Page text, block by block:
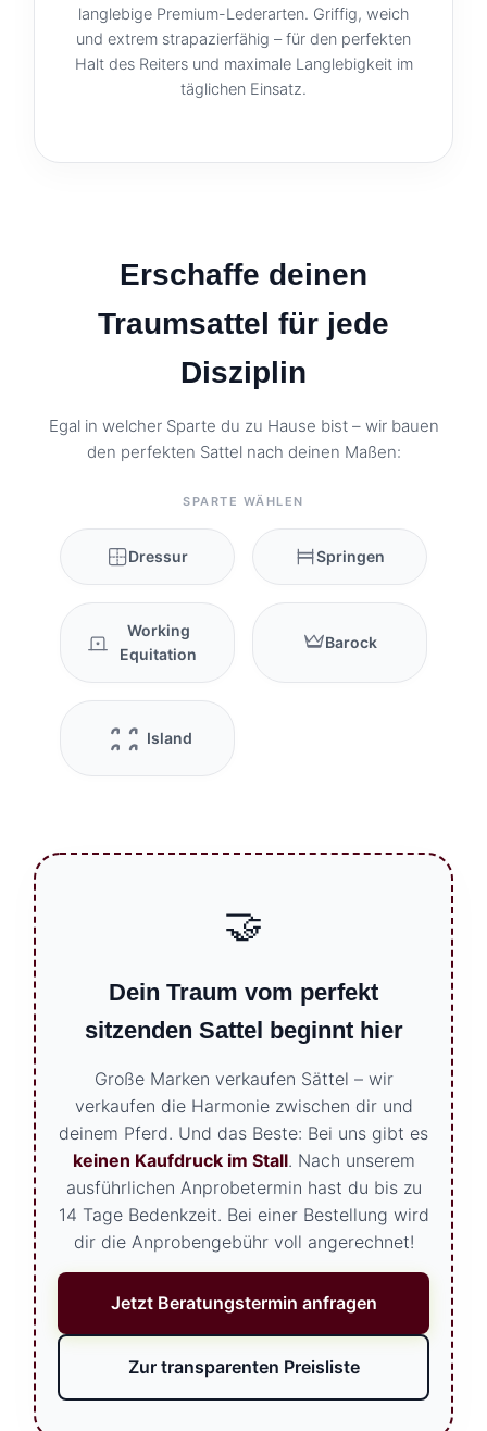
langlebige Premium-Lederarten. Griffig, weich
und extrem strapazierfähig – für den perfekten
Halt des Reiters und maximale Langlebigkeit im
täglichen Einsatz.
Erschaffe deinen
Traumsattel für jede
Disziplin
Egal in welcher Sparte du zu Hause bist – wir bauen
den perfekten Sattel nach deinen Maßen:
SPARTE WÄHLEN
Dressur Springen
Working
Equitation
Barock
Island
🤝
Dein Traum vom perfekt
sitzenden Sattel beginnt hier
Große Marken verkaufen Sättel – wir
verkaufen die Harmonie zwischen dir und
deinem Pferd. Und das Beste: Bei uns gibt es
keinen Kaufdruck im Stall. Nach unserem
ausführlichen Anprobetermin hast du bis zu
14 Tage Bedenkzeit. Bei einer Bestellung wird
dir die Anprobengebühr voll angerechnet!
Jetzt Beratungstermin anfragen
Zur transparenten Preisliste